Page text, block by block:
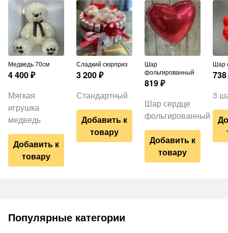
Медведь 70см
4 400₽
Мягкая
игрушка
медведь
Добавить к
товару
Сладкий сюрприз
3 200₽
Стандартный
Добавить к
товару
Шар
фольгированный
819₽
Шар сердце
фольгированный
Добавить к
товару
738
3
Популярные категории